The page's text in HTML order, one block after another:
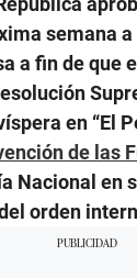
semana
a fin de que
en “El
de las
Nacional en
orden